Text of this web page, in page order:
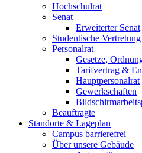
Hochschulrat
Senat
Erweiterter Senat
Studentische Vertretung
Personalrat
Gesetze,
Tarifvertrag &
Hauptpersonalrat
Gewerkschaften
Beauftragte
Standorte & Lageplan
Campus barrierefrei
Über unsere Gebäude